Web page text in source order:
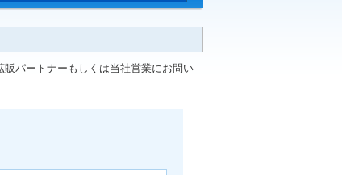
パートナーもしくは当社営業にお問い